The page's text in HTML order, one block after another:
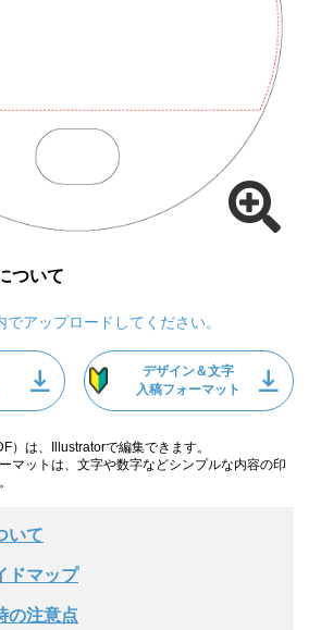
ついて
アップロードしてください。
デザイン＆文字
入稿フォーマット
）は、Illustratorで編集できます。
マットは、文字や数字などシンプルな内容の印
いて
ドマップ
の注意点